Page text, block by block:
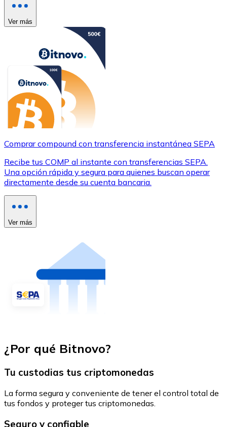
Ver más
Comprar compound con transferencia instantánea SEPA
Recibe tus COMP al instante con transferencias SEPA.
Una opción rápida y segura para quienes buscan operar
directamente desde su cuenta bancaria.
Ver más
¿Por qué Bitnovo?
Tu custodias tus criptomonedas
La forma segura y conveniente de tener el control total de
tus fondos y proteger tus criptomonedas.
Seguro y confiable